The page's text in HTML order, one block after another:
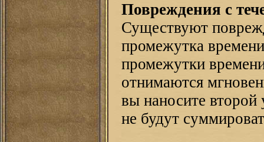
Повреждения с
Существуют
промежутка
промежутки
отнимаются
вы наносите второй
не будут